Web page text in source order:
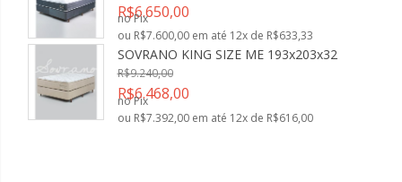
R$6.650,00
no Pix
ou R$7.600,00 em até 12x de R$633,33
SOVRANO KING SIZE ME 193x203x32
R$9.240,00
R$6.468,00
no Pix
ou R$7.392,00 em até 12x de R$616,00